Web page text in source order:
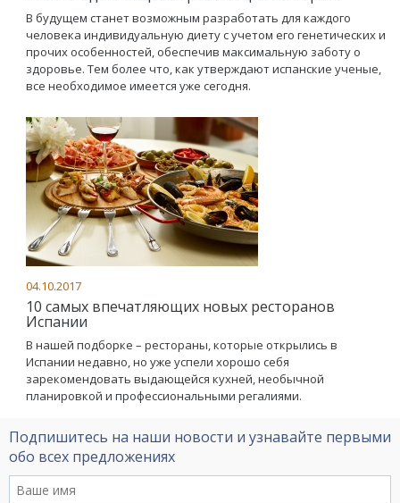
В будущем станет возможным разработать для каждого
человека индивидуальную диету с учетом его генетических и
прочих особенностей, обеспечив максимальную заботу о
здоровье. Тем более что, как утверждают испанские ученые,
все необходимое имеется уже сегодня.
04.10.2017
10 самых впечатляющих новых ресторанов
Испании
В нашей подборке – рестораны, которые открылись в
Испании недавно, но уже успели хорошо себя
зарекомендовать выдающейся кухней, необычной
планировкой и профессиональными регалиями.
Подпишитесь на наши новости и узнавайте первыми
обо всех предложениях